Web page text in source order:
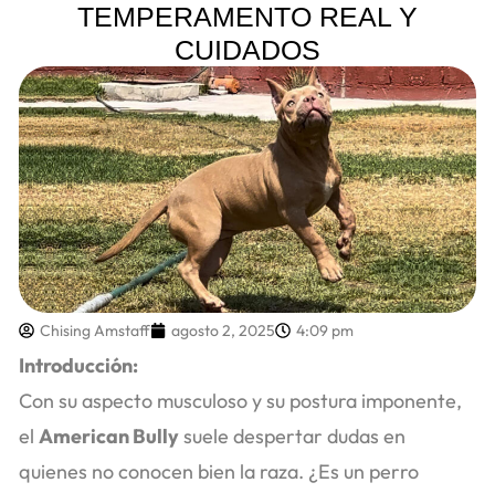
TEMPERAMENTO REAL Y
CUIDADOS
Chising Amstaff agosto 2, 2025 4:09 pm
Introducción:
Con su aspecto musculoso y su postura imponente,
el American Bullysuele despertar dudas en
quienes no conocen bien la raza. ¿Es un perro